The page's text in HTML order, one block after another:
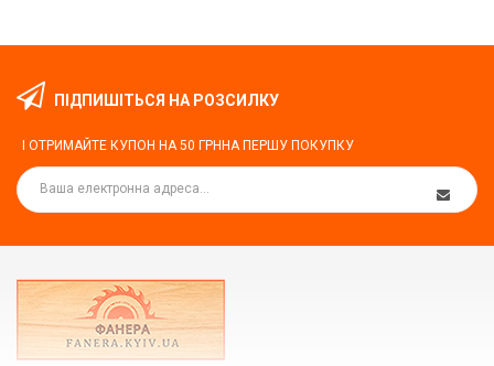
ПІДПИШІТЬСЯ НА РОЗСИЛКУ
І ОТРИМАЙТЕ КУПОН НА50 ГРН НА ПЕРШУ ПОКУПКУ